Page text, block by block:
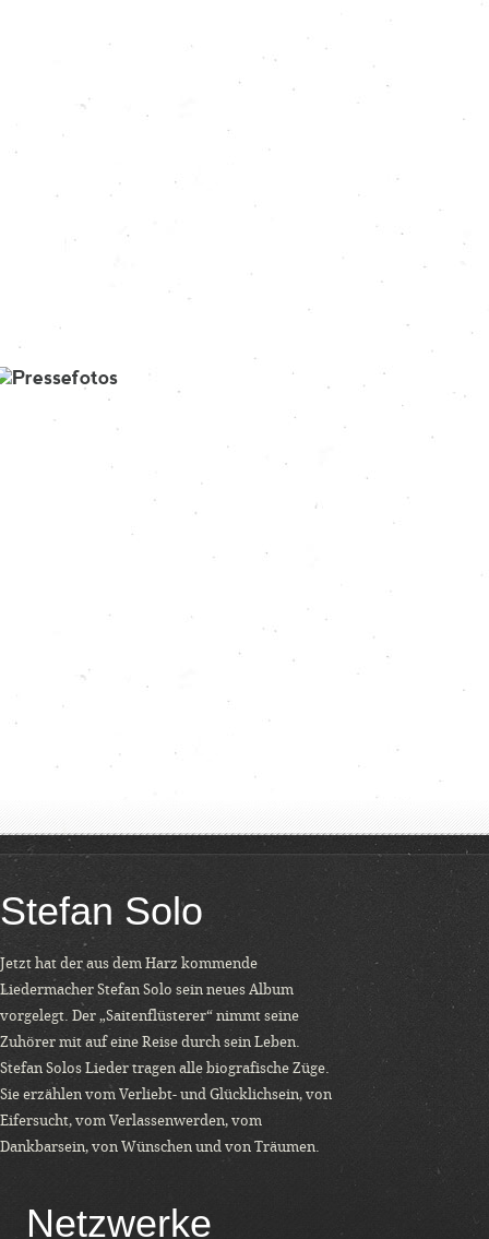
Stefan Solo
Jetzt hat der aus dem Harz kommende
Liedermacher Stefan Solo sein neues Album
vorgelegt. Der „Saitenflüsterer“ nimmt seine
Zuhörer mit auf eine Reise durch sein Leben.
Stefan Solos Lieder tragen alle biografische Züge.
Sie erzählen vom Verliebt- und Glücklichsein, von
Eifersucht, vom Verlassenwerden, vom
Dankbarsein, von Wünschen und von Träumen.
Netzwerke